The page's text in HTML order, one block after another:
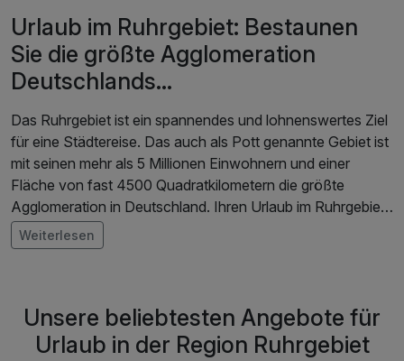
Urlaub im Ruhrgebiet: Bestaunen
Sie die größte Agglomeration
Deutschlands…
Das Ruhrgebiet ist ein spannendes und lohnenswertes Ziel
für eine Städtereise. Das auch als Pott genannte Gebiet ist
mit seinen mehr als 5 Millionen Einwohnern und einer
Fläche von fast 4500 Quadratkilometern die größte
Agglomeration in Deutschland. Ihren Urlaub im Ruhrgebiet
können Sie daher natürlich sehr abwechslungsreich
gestalten: Tauchen Sie ab in interessante Themenwelten,
dieser Region Deutschlands besonders groß geschrieben,
nicht ohne Grund war die Metropolregion im Jahr 2010
Weiterlesen
Unsere beliebtesten Angebote für
Urlaub in der Region Ruhrgebiet